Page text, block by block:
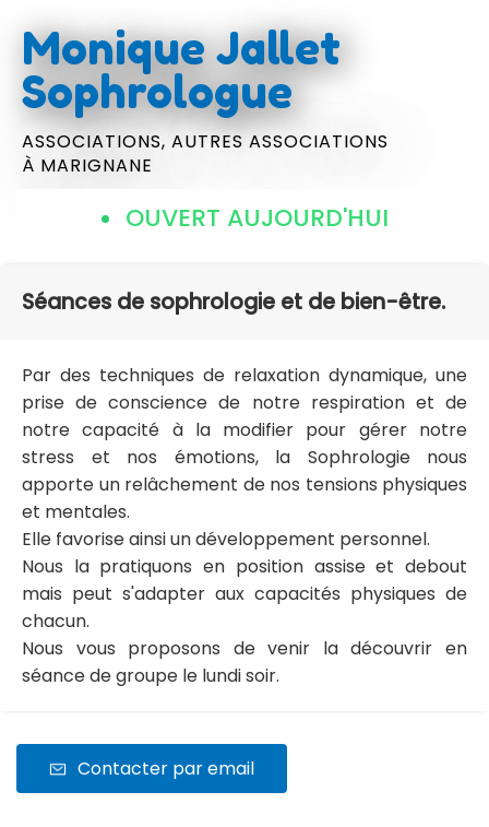
Monique Jallet
Sophrologue
ASSOCIATIONS, AUTRES ASSOCIATIONS
À MARIGNANE
OUVERT AUJOURD'HUI
Séances de sophrologie et de bien-être.
Par des techniques de relaxation dynamique, une
prise de conscience de notre respiration et de
notre capacité à la modifier pour gérer notre
stress et nos émotions, la Sophrologie nous
apporte un relâchement de nos tensions physiques
et mentales.
Elle favorise ainsi un développement personnel.
Nous la pratiquons en position assise et debout
mais peut s'adapter aux capacités physiques de
chacun.
Nous vous proposons de venir la découvrir en
séance de groupe le lundi soir.
Contacter par email